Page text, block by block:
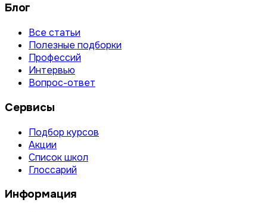
Блог
Все статьи
Полезные подборки
Профессий
Интервью
Вопрос-ответ
Сервисы
Подбор курсов
Акции
Список школ
Глоссарий
Информация